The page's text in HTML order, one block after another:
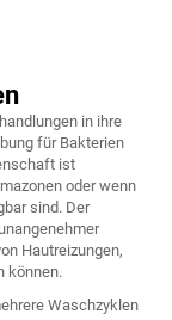
in ihre
für Bakterien
ist
oder wenn
sind. Der
Hautreizungen,
können.
Waschzyklen